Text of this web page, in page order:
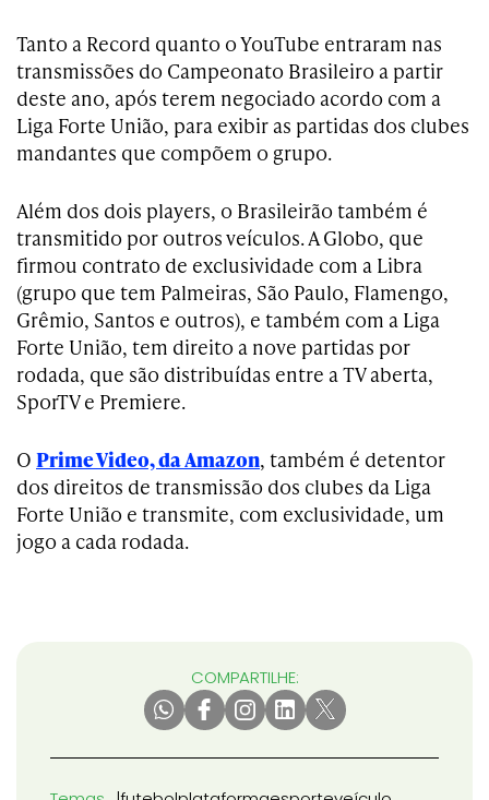
Tanto a Record quanto o YouTube entraram nas
transmissões do Campeonato Brasileiro a partir
deste ano, após terem negociado acordo com a
Liga Forte União, para exibir as partidas dos clubes
mandantes que compõem o grupo.
Além dos dois players, o Brasileirão também é
transmitido por outros veículos. A Globo, que
firmou contrato de exclusividade com a Libra
(grupo que tem Palmeiras, São Paulo, Flamengo,
Grêmio, Santos e outros), e também com a Liga
Forte União, tem direito a nove partidas por
rodada, que são distribuídas entre a TV aberta,
SporTV e Premiere.
O Prime Video, da Amazon, também é detentor
dos direitos de transmissão dos clubes da Liga
Forte União e transmite, com exclusividade, um
jogo a cada rodada.
COMPARTILHE: